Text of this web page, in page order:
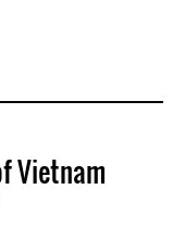
Vietnam